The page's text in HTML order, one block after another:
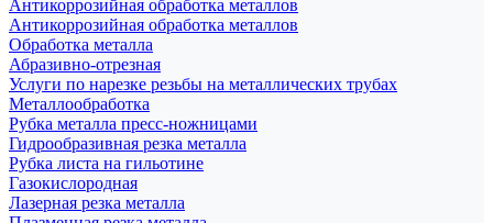
Антикоррозийная обработка металлов
Антикоррозийная обработка металлов
Обработка металла
Абразивно-отрезная
Услуги по нарезке резьбы на металлических трубах
Металлообработка
Рубка металла пресс-ножницами
Гидрообразивная резка металла
Рубка листа на гильотине
Газокислородная
Лазерная резка металла